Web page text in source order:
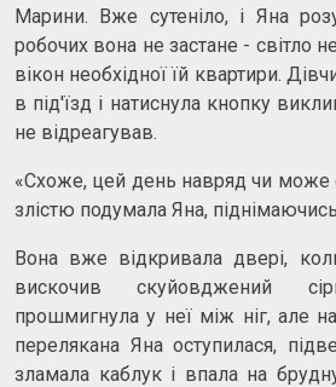
Марини. Вже сутеніло, і Яна
робочих вона не застане - світло
вікон необхідної їй квартири.
в під'їзд і натиснула кнопку
не відреагував.
«Схоже, цей день навряд чи може
злістю подумала Яна,
Вона вже відкривала двері,
вискочив скуйовджений
прошмигнула у неї між ніг, але
перелякана Яна оступилася,
зламала каблук і впала на